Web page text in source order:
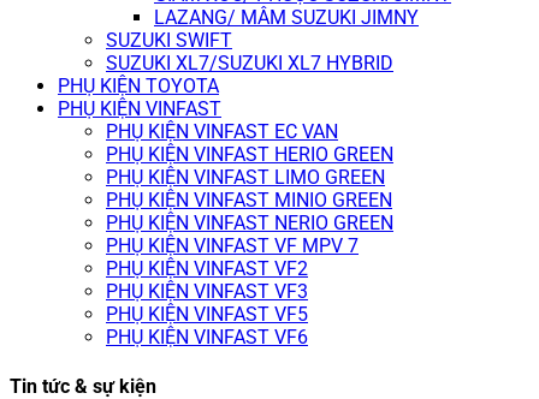
LAZANG/ MÂM SUZUKI JIMNY
SUZUKI SWIFT
SUZUKI XL7/SUZUKI XL7 HYBRID
PHỤ KIỆN TOYOTA
PHỤ KIỆN VINFAST
PHỤ KIỆN VINFAST EC VAN
PHỤ KIỆN VINFAST HERIO GREEN
PHỤ KIỆN VINFAST LIMO GREEN
PHỤ KIỆN VINFAST MINIO GREEN
PHỤ KIỆN VINFAST NERIO GREEN
PHỤ KIỆN VINFAST VF MPV 7
PHỤ KIỆN VINFAST VF2
PHỤ KIỆN VINFAST VF3
PHỤ KIỆN VINFAST VF5
PHỤ KIỆN VINFAST VF6
Tin tức & sự kiện